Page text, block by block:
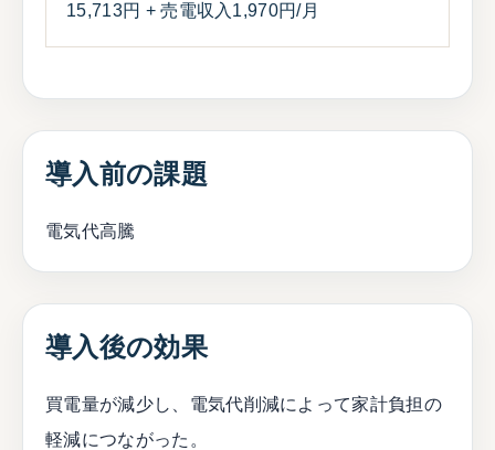
15,713円 + 売電収入1,970円/月
導入前の課題
電気代高騰
導入後の効果
買電量が減少し、電気代削減によって家計負担の
軽減につながった。